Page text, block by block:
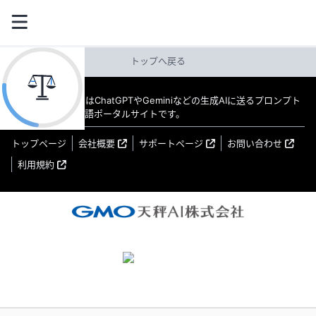
トップへ戻る
教えてAI byGMO はChatGPTやGeminiなどの生成AIに送るプロンプト
（指示文）の日本語ポータルサイトです。
トップページ 会社概要 サポートページ
お問い合わせ
利用規約